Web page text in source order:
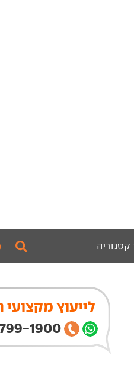
קטגוריה
לייעוץ מקצועי
074-799-1900